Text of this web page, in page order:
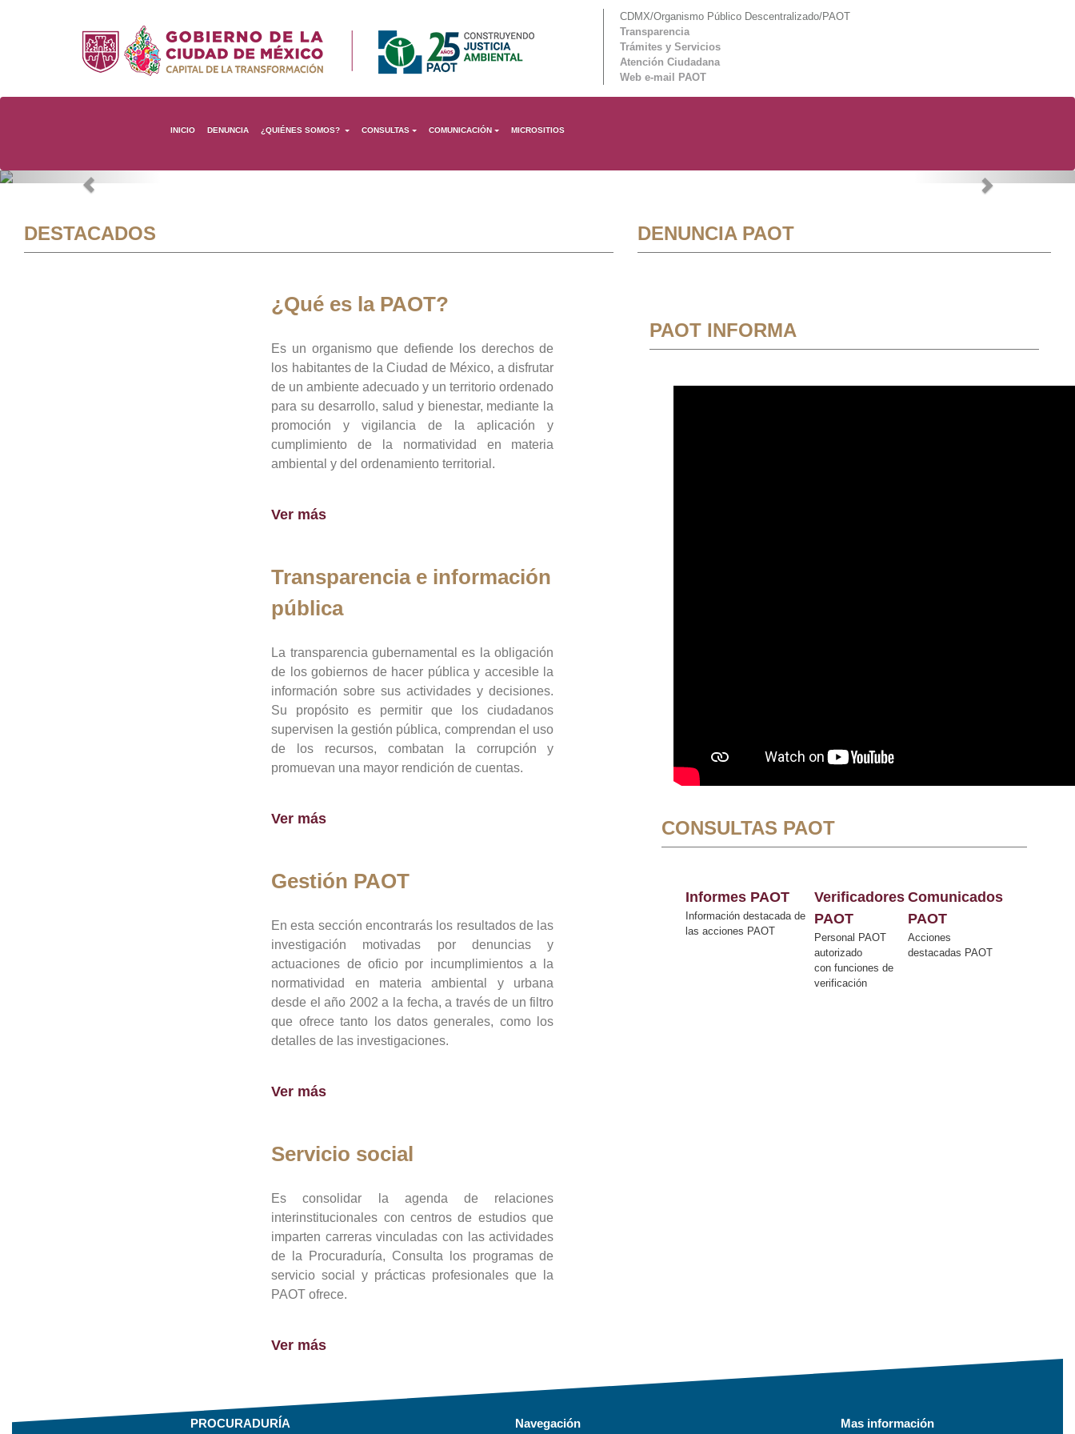
CDMX/Organismo Público Descentralizado/PAOT
Transparencia
Trámites y Servicios
Atención Ciudadana
Web e-mail PAOT
INICIO DENUNCIA ¿QUIÉNES SOMOS? CONSULTAS COMUNICACIÓN MICROSITIOS
Previous Next
DESTACADOS
¿Qué es la PAOT?
Es un organismo que defiende los derechos de
los habitantes de la Ciudad de México, a disfrutar
de un ambiente adecuado y un territorio ordenado
para su desarrollo, salud y bienestar, mediante la
promoción y vigilancia de la aplicación y
cumplimiento de la normatividad en materia
ambiental y del ordenamiento territorial.
Ver más
Transparencia e información
pública
La transparencia gubernamental es la obligación
de los gobiernos de hacer pública y accesible la
información sobre sus actividades y decisiones.
Su propósito es permitir que los ciudadanos
supervisen la gestión pública, comprendan el uso
de los recursos, combatan la corrupción y
promuevan una mayor rendición de cuentas.
Ver más
Gestión PAOT
En esta sección encontrarás los resultados de las
investigación motivadas por denuncias y
actuaciones de oficio por incumplimientos a la
normatividad en materia ambiental y urbana
desde el año 2002 a la fecha, a través de un filtro
que ofrece tanto los datos generales, como los
detalles de las investigaciones.
Ver más
Servicio social
Es consolidar la agenda de relaciones
interinstitucionales con centros de estudios que
imparten carreras vinculadas con las actividades
de la Procuraduría, Consulta los programas de
servicio social y prácticas profesionales que la
PAOT ofrece.
Ver más
DENUNCIA PAOT
PAOT INFORMA
CONSULTAS PAOT
Informes PAOT
Información destacada de
las acciones PAOT
Verificadores
PAOT
Personal PAOT
autorizado
con funciones de
verificación
Comunicados
PAOT
Acciones
destacadas PAOT
PROCURADURÍA Navegación Mas información